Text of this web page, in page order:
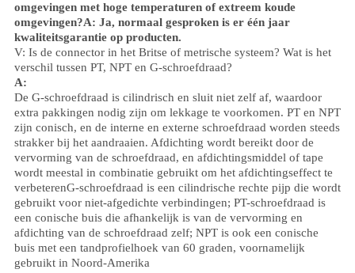
omgevingen met hoge temperaturen of extreem koude
omgevingen?A: Ja, normaal gesproken is er één jaar
kwaliteitsgarantie op producten.
V: Is de connector in het Britse of metrische systeem? Wat is het
verschil tussen PT, NPT en G-schroefdraad?
A:
De G-schroefdraad is cilindrisch en sluit niet zelf af, waardoor
extra pakkingen nodig zijn om lekkage te voorkomen. PT en NPT
zijn conisch, en de interne en externe schroefdraad worden steeds
strakker bij het aandraaien. Afdichting wordt bereikt door de
vervorming van de schroefdraad, en afdichtingsmiddel of tape
wordt meestal in combinatie gebruikt om het afdichtingseffect te
verbeterenG-schroefdraad is een cilindrische rechte pijp die wordt
gebruikt voor niet-afgedichte verbindingen; PT-schroefdraad is
een conische buis die afhankelijk is van de vervorming en
afdichting van de schroefdraad zelf; NPT is ook een conische
buis met een tandprofielhoek van 60 graden, voornamelijk
gebruikt in Noord-Amerika